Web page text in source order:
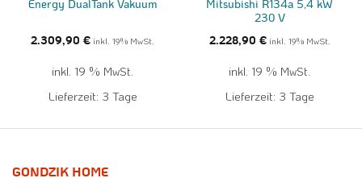
Energy DualTank Vakuum
2.309,90 € inkl. 19% MwSt.
inkl. 19 % MwSt.
Lieferzeit: 3 Tage
Mitsubishi R134a 5,4 kW
230 V
2.228,90 € inkl. 19% MwSt.
inkl. 19 % MwSt.
Lieferzeit: 3 Tage
GONDZIK HOME